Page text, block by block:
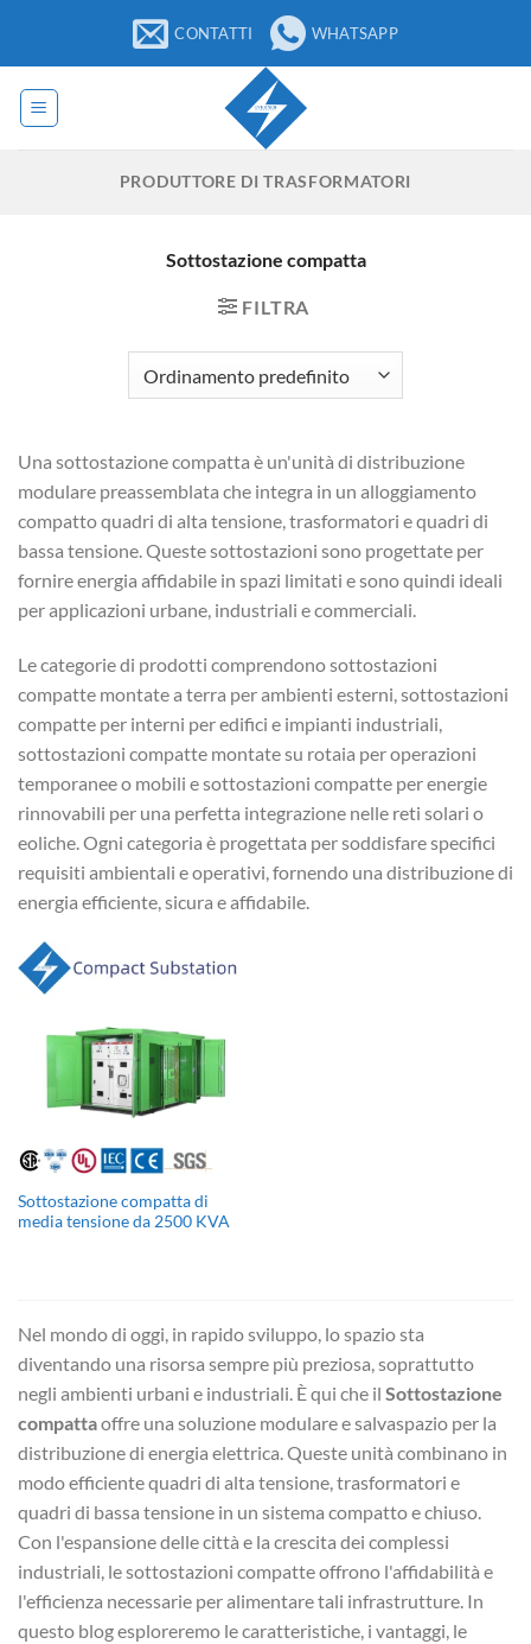
contenuti
CONTATTI WHATSAPP
PRODUTTORE DI TRASFORMATORI
Sottostazione compatta
FILTRA
Una sottostazione compatta è un'unità di distribuzione
modulare preassemblata che integra in un alloggiamento
compatto quadri di alta tensione, trasformatori e quadri di
bassa tensione. Queste sottostazioni sono progettate per
fornire energia affidabile in spazi limitati e sono quindi ideali
per applicazioni urbane, industriali e commerciali.
Le categorie di prodotti comprendono sottostazioni
compatte montate a terra per ambienti esterni, sottostazioni
compatte per interni per edifici e impianti industriali,
sottostazioni compatte montate su rotaia per operazioni
temporanee o mobili e sottostazioni compatte per energie
rinnovabili per una perfetta integrazione nelle reti solari o
eoliche. Ogni categoria è progettata per soddisfare specifici
requisiti ambientali e operativi, fornendo una distribuzione di
energia efficiente, sicura e affidabile.
Sottostazione compatta di
media tensione da 2500 KVA
Nel mondo di oggi, in rapido sviluppo, lo spazio sta
diventando una risorsa sempre più preziosa, soprattutto
negli ambienti urbani e industriali. È qui che il Sottostazione
compattaoffre una soluzione modulare e salvaspazio per la
distribuzione di energia elettrica. Queste unità combinano in
modo efficiente quadri di alta tensione, trasformatori e
quadri di bassa tensione in un sistema compatto e chiuso.
Con l'espansione delle città e la crescita dei complessi
industriali, le sottostazioni compatte offrono l'affidabilità e
l'efficienza necessarie per alimentare tali infrastrutture. In
questo blog esploreremo le caratteristiche, i vantaggi, le